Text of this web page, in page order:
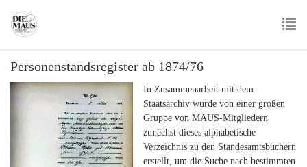
main
Personenstandsregister ab 1874/76
In Zusammenarbeit mit dem
Staatsarchiv wurde von einer großen
Gruppe von MAUS-Mitgliedern
zunächst dieses alphabetische
Verzeichnis zu den Standesamtsbüchern
erstellt, um die Suche nach bestimmten